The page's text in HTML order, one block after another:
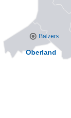
Balzers
Oberland